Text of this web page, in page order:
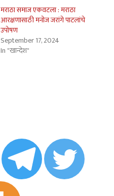
मराठा समाज एकवटला : मराठा
आरक्षणासाठी मनोज जरांगे पाटलांचे
उपोषण
September 17, 2024
In "खान्देश"